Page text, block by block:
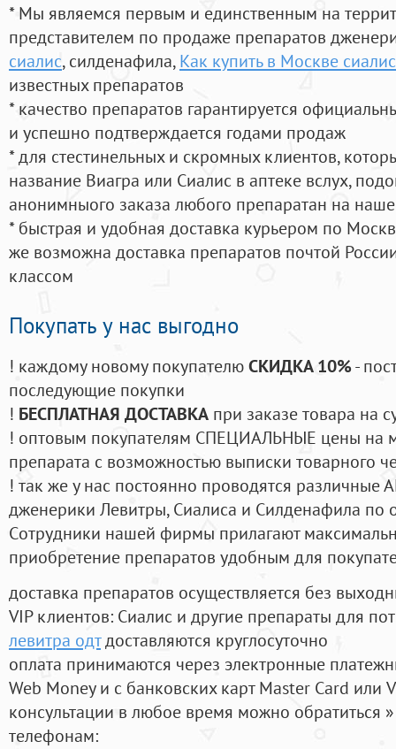
* Мы являемся первым и единственным на
представителем по продаже препаратов
сиалис, силденафила, Как купить в Москве сиалис
известных препаратов
* качество препаратов гарантируется
и успешно подтверждается годами продаж
* для стестинельных и скромных клиентов,
название Виагра или Сиалис в аптеке вслух,
анонимныого заказа любого препаратан на
* быстрая и удобная доставка курьером по
же возможна доставка препаратов почтой
классом
Покупать у нас выгодно
! каждому новому покупателюСКИДКА 10%-
последующие покупки
! БЕСПЛАТНАЯ ДОСТАВКА при заказе товара на
! оптовым покупателям СПЕЦИАЛЬНЫЕ цены на
препарата с возможностью выписки товарного
! так же у нас постоянно проводятся
дженерики Левитры, Сиалиса и Силденафила по
Cотрудники нашей фирмы прилагают
приобретение препаратов удобным для
доставка препаратов осуществляется без
VIP клиентов: Сиалис и другие препараты для
левитра одтдоставляются круглосуточно
оплата принимаются через электронные
Web Money и с банковских карт Master Card или
консультации в любое время можно обратиться
телефонам: